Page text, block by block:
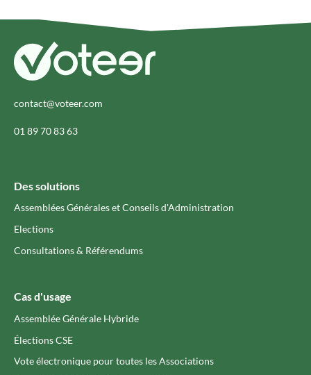
contact@voteer.com
01 89 70 83 63
Des solutions
Assemblées Générales et Conseils d'Administration
Elections
Consultations & Référendums
Cas d'usage
Assemblée Générale Hybride
Élections CSE
Vote électronique pour toutes les Associations